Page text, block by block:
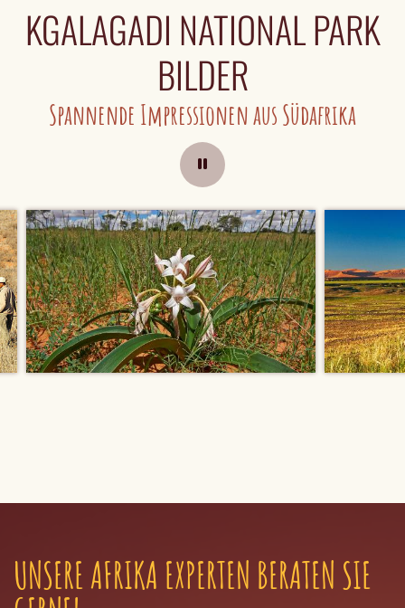
KGALAGADI NATIONAL PARK
BILDER
Spannende Impressionen aus Südafrika
UNSERE AFRIKA EXPERTEN BERATEN SIE